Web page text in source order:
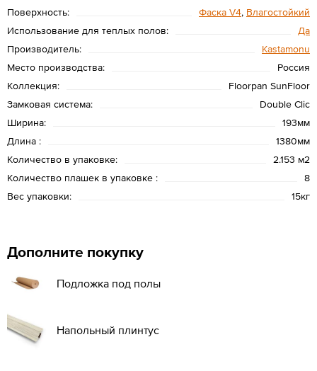
Поверхность:
Фаска V4, Влагостойкий
Использование для теплых полов:
Да
Производитель:
Kastamonu
Место производства:
Россия
Коллекция:
Floorpan SunFloor
Замковая система:
Double Clic
Ширина:
193мм
Длина :
1380мм
Количество в упаковке:
2.153 м2
Количество плашек в упаковке :
8
Вес упаковки:
15кг
Дополните покупку
Подложка под полы
Напольный плинтус